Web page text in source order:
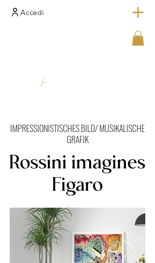
Accedi
IMPRESSIONISTISCHES BILD/ MUSIKALISCHE
GRAFIK
Rossini imagines
Figaro